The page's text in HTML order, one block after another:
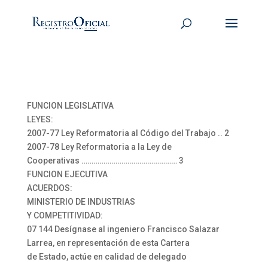
FUNCION LEGISLATIVA
LEYES:
2007-77 Ley Reformatoria al Código del Trabajo .. 2
2007-78 Ley Reformatoria a la Ley de
Cooperativas ………………………………………… 3
FUNCION EJECUTIVA
ACUERDOS:
MINISTERIO DE INDUSTRIAS
Y COMPETITIVIDAD:
07 144 Desígnase al ingeniero Francisco Salazar
Larrea, en representación de esta Cartera
de Estado, actúe en calidad de delegado